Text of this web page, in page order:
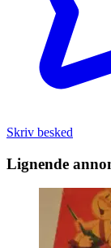
Skriv besked
Lignende